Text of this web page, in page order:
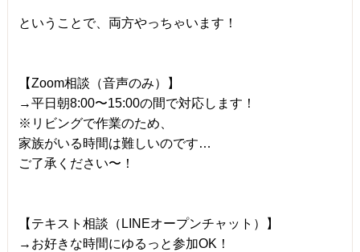
ということで、両方やっちゃいます！
【Zoom相談（音声のみ）】
→平日朝8:00〜15:00の間で対応します！
※リビングで作業のため、
家族がいる時間は難しいのです…
ご了承ください〜！
【テキスト相談（LINEオープンチャット）】
→お好きな時間にゆるっと参加OK！